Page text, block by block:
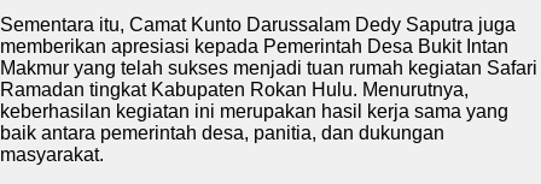
Sementara itu, Camat Kunto Darussalam Dedy Saputra juga
memberikan apresiasi kepada Pemerintah Desa Bukit Intan
Makmur yang telah sukses menjadi tuan rumah kegiatan Safari
Ramadan tingkat Kabupaten Rokan Hulu. Menurutnya,
keberhasilan kegiatan ini merupakan hasil kerja sama yang
baik antara pemerintah desa, panitia, dan dukungan
masyarakat.